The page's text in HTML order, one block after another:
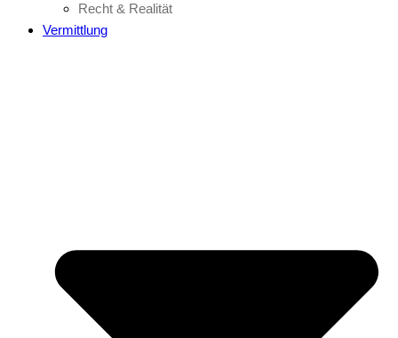
Recht & Realität
Vermittlung